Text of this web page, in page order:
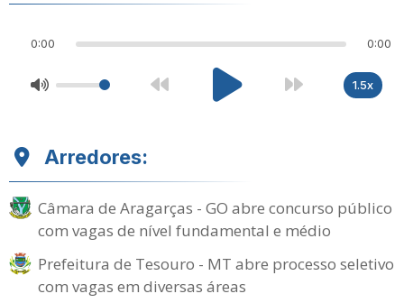
0:00 0:00
1.5x
Arredores:
Câmara de Aragarças - GO abre concurso público
com vagas de nível fundamental e médio
Prefeitura de Tesouro - MT abre processo seletivo
com vagas em diversas áreas